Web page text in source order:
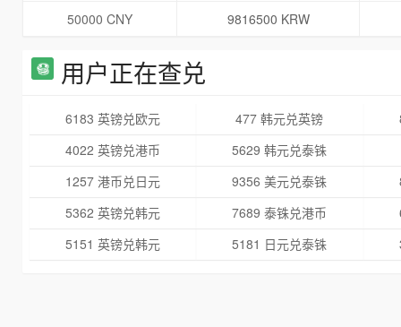
50000 CNY
9816500 KRW
用户正在查兑
6183 英镑兑欧元 477 韩元兑英镑
4022 英镑兑港币
5629 韩元兑泰铢
1257 港币兑日元
9356 美元兑泰铢
5362 英镑兑韩元
7689 泰铢兑港币
5151 英镑兑韩元
5181 日元兑泰铢